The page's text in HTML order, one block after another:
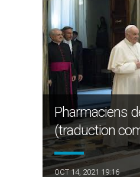
Pharmaciens
(traduction
OCT 14, 2021 19:16